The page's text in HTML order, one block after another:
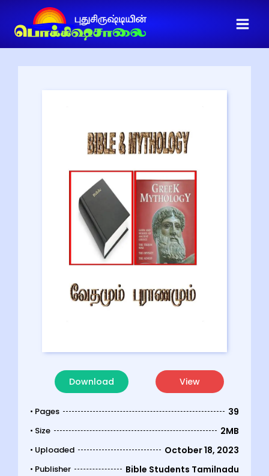
Download View
• Pages 39
• Size 2MB
• Uploaded October 18, 2023
• Publisher Bible Students Tamilnadu